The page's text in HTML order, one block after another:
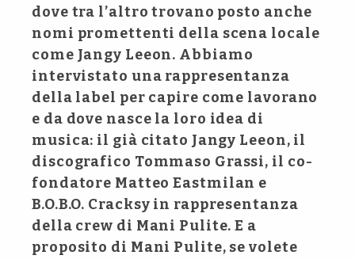
dove tra l’altro trovano posto anche
nomi promettenti della scena locale
come Jangy Leeon. Abbiamo
intervistato una rappresentanza
della label per capire come lavorano
e da dove nasce la loro idea di
musica: il già citato Jangy Leeon, il
discografico Tommaso Grassi, il co-
fondatore Matteo Eastmilan e
B.O.B.O. Cracksy in rappresentanza
della crew di Mani Pulite. E a
proposito di Mani Pulite, se volete